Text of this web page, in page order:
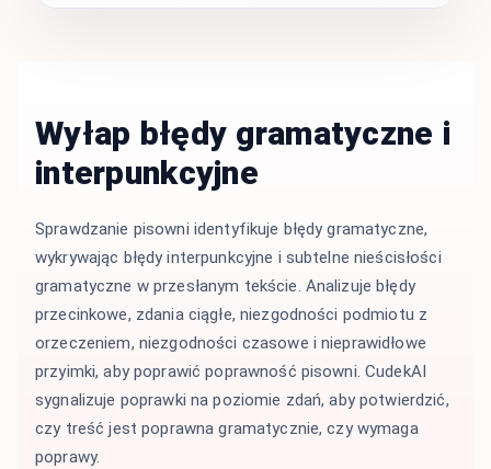
Wyłap błędy gramatyczne i
interpunkcyjne
Sprawdzanie pisowni identyfikuje błędy gramatyczne,
wykrywając błędy interpunkcyjne i subtelne nieścisłości
gramatyczne w przesłanym tekście. Analizuje błędy
przecinkowe, zdania ciągłe, niezgodności podmiotu z
orzeczeniem, niezgodności czasowe i nieprawidłowe
przyimki, aby poprawić poprawność pisowni. CudekAI
sygnalizuje poprawki na poziomie zdań, aby potwierdzić,
czy treść jest poprawna gramatycznie, czy wymaga
poprawy.